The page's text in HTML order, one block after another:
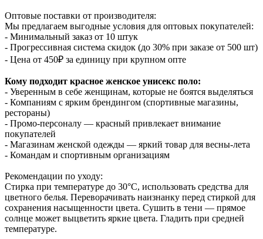
Оптовые поставки от производителя:
Мы предлагаем выгодные условия для оптовых покупателей:
- Минимальный заказ от 10 штук
- Прогрессивная система скидок (до 30% при заказе от 500 шт)
- Цена от 450₽ за единицу при крупном опте
Кому подходит красное женское унисекс поло:
- Уверенным в себе женщинам, которые не боятся выделяться
- Компаниям с ярким брендингом (спортивные магазины,
рестораны)
- Промо-персоналу — красный привлекает внимание
покупателей
- Магазинам женской одежды — яркий товар для весны-лета
- Командам и спортивным организациям
Рекомендации по уходу:
Стирка при температуре до 30°C, использовать средства для
цветного белья. Переворачивать наизнанку перед стиркой для
сохранения насыщенности цвета. Сушить в тени — прямое
солнце может выцветить яркие цвета. Гладить при средней
температуре.